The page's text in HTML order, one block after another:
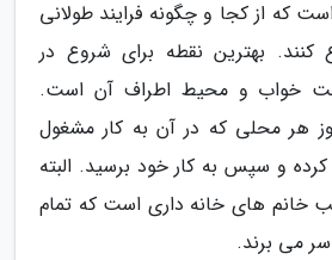
که از کجا و چگونه فرایند طولانی
بهترین نقطه برای شروع در
خواب و محیط اطراف آن است.
هر محلی که در آن به کار مشغول
و سپس به کار خود برسید. البته
خانم های خانه داری است که تمام
سر می برند.